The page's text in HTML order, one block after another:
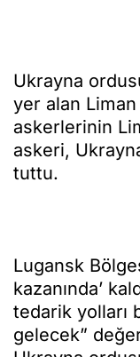
Ukrayna
yer alan Liman
askerlerinin
askeri,
tuttu.
Lugansk
kazanında’
tedarik yolları
gelecek”